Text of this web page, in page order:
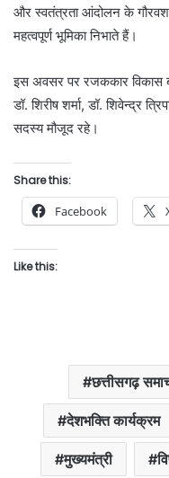
और स्वतंत्रता आंदोलन के
महत्वपूर्ण भूमिका निभाते हैं।
इस अवसर पर रजककार विकास
डॉ. शिरीष शर्मा, डॉ. शिवेन्द्र
सदस्य मौजूद रहे।
Share this:
Facebook
Like this:
छत्तीसगढ़
देशभक्ति कार्यक्रम
मुख्यमंत्री